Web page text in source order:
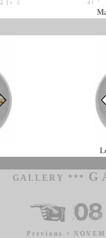
GALLERY ***
Previous <